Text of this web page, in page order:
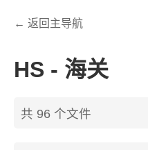
← 返回主导航
HS - 海关
共 96 个文件